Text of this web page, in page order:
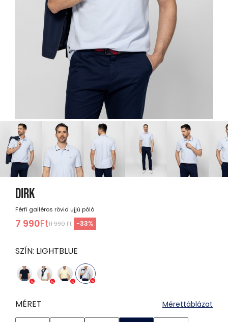
DIRK
Férfi galléros rövid ujjú póló
7 990Ft11 990 Ft -33%
SZÍN: LIGHTBLUE
MÉRET Mérettáblázat